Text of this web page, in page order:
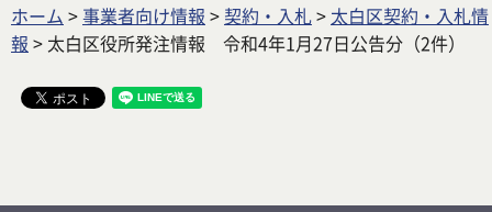
ホーム >事業者向け情報 > 契約・入札> 太白区契約・入札情
報 > 太白区役所発注情報 令和4年1月27日公告分（2件）